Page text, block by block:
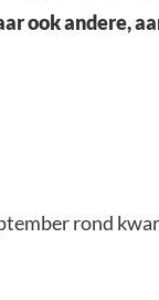
ook andere,
rond